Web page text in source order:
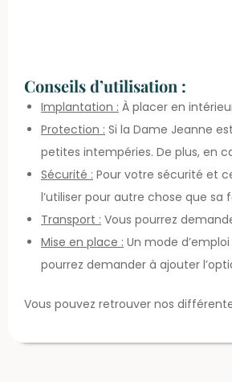
Conseils d’utilisation :
Implantation : À placer en
Protection : Si la Dame Jeanne
petites intempéries. De plus, en
Sécurité : Pour votre sécurité et
l’utiliser pour autre chose que
Transport : Vous pourrez
Mise en place : Un mode
pourrez demander à ajouter
Vous pouvez retrouver nos